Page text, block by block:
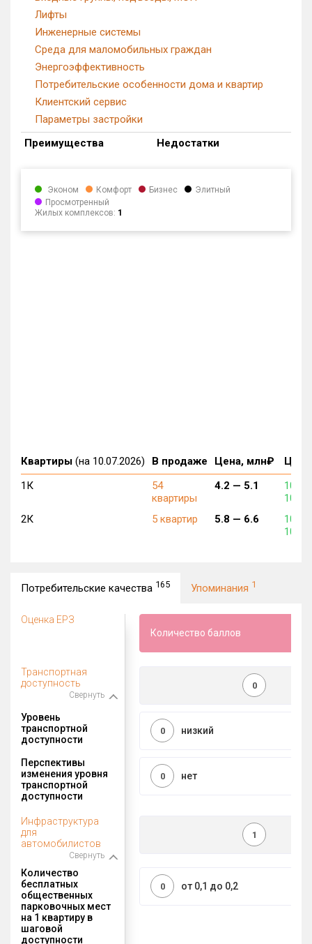
Лифты
Инженерные системы
Среда для маломобильных граждан
Энергоэффективность
Потребительские особенности дома и квартир
Клиентский сервис
Параметры застройки
Преимущества
Недостатки
Эконом Комфорт Бизнес
Элитный
Просмотренный
Жилых комплексов: 1
Квартиры (на 10.07.2026) В продаже Цена, млн₽
1К
54
квартиры
4.2 — 5.1
100
109
2К
5 квартир 5.8 — 6.6
100
100
Потребительские качества 165 Упоминания 1
Оценка ЕРЗ
Количество баллов
Транспортная
доступность
Свернуть
0
Уровень
транспортной
доступности
низкий
0
Перспективы
изменения уровня
транспортной
доступности
нет
0
Инфраструктура
для
автомобилистов
Свернуть
1
Количество
бесплатных
общественных
парковочных мест
на 1 квартиру в
шаговой
доступности
от 0,1 до 0,2
0